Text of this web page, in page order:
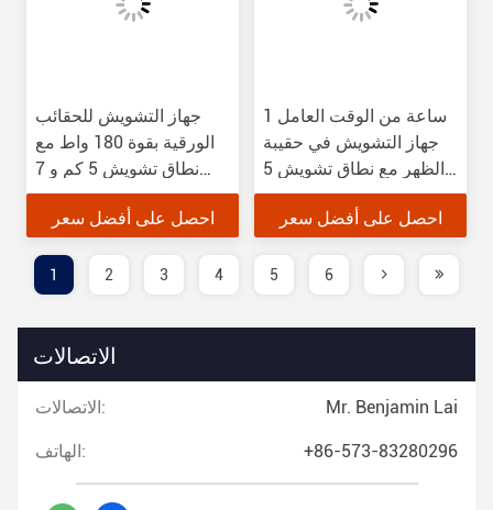
جهاز التشويش للحقائب
الورقية بقوة 180 واط مع
نطاق تشويش 5 كم و 7
نطاقات ترددية
احصل على أفضل سعر
1 ساعة من الوقت العامل
جهاز التشويش في حقيبة
الظهر مع نطاق تشويش 5
كم
احصل على أفضل سعر
1 2 3 4 5 6
الاتصالات
الاتصالات: Mr. Benjamin Lai
الهاتف: +86-573-83280296